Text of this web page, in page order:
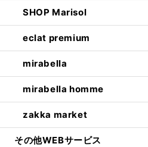
SHOP Marisol
eclat premium
mirabella
mirabella homme
zakka market
その他WEBサービス